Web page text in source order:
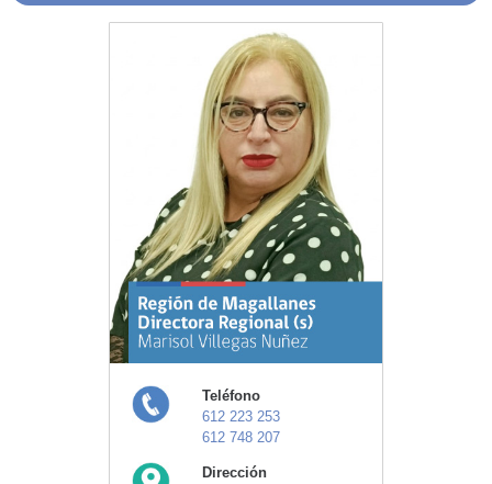
Teléfono
612 223 253
612 748 207
Dirección